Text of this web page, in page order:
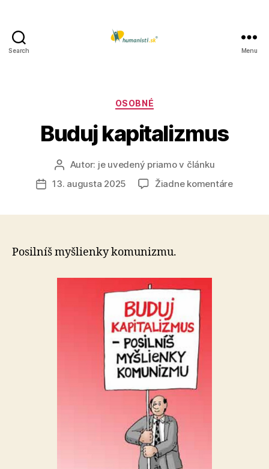
Search Menu
Kategórie
OSOBNÉ
Buduj kapitalizmus
Autor
článku
Autor: je uvedený priamo v článku
Dátum
13. augusta 2025 Žiadne komentárena
Posilníš myšlienky komunizmu.